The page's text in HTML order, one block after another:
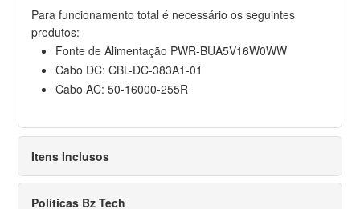
Para funcionamento total é necessário os seguintes
produtos:
Fonte de Alimentação PWR-BUA5V16W0WW
Cabo DC: CBL-DC-383A1-01
Cabo AC: 50-16000-255R
Itens Inclusos
Políticas Bz Tech